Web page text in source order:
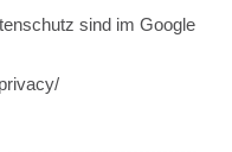
sind im Google